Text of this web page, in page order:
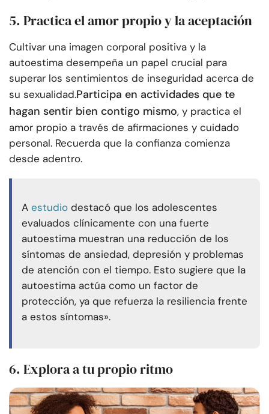
5. Practica el amor propio y la aceptación
Cultivar una imagen corporal positiva y la
autoestima desempeña un papel crucial para
superar los sentimientos de inseguridad acerca de
su sexualidad.Participa en actividades que te
hagan sentir bien contigo mismo, y practica el
amor propio a través de afirmaciones y cuidado
personal. Recuerda que la confianza comienza
desde adentro.
A estudio destacó que los adolescentes
evaluados clínicamente con una fuerte
autoestima muestran una reducción de los
síntomas de ansiedad, depresión y problemas
de atención con el tiempo. Esto sugiere que la
autoestima actúa como un factor de
protección, ya que refuerza la resiliencia frente
a estos síntomas».
6. Explora a tu propio ritmo